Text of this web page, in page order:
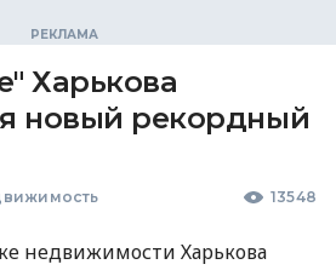
Харькова
новый рекордный
13548
недвижимости Харькова